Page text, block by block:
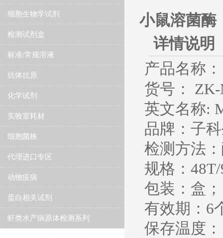
细胞生物学试剂
检测试剂盒
标准/常规溶液
抗体抗原
化学试剂
实验室耗材
细胞菌株
代理进口专区
动物疫病
蛋白相关试剂
虾类水产病原体检测系列
小鼠溶菌
详情说明
产品名称：
货号：
英文名称:
品牌：子
检测方法
规格：
包装：盒；
有效期： 6
保存温度 ：